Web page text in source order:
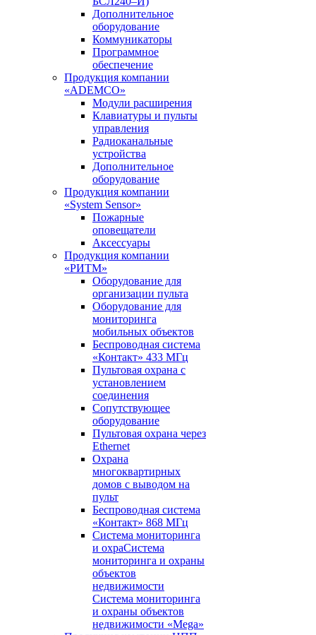
Дополнительное
оборудование
Коммуникаторы
Программное
обеспечение
Продукция компании
«ADEMCO»
Модули расширения
Клавиатуры и пульты
управления
Радиоканальные
устройства
Дополнительное
оборудование
Продукция компании
«System Sensor»
Пожарные
оповещатели
Аксессуары
Продукция компании
«РИТМ»
Оборудование для
организации пульта
Оборудование для
мониторинга
мобильных объектов
Беспроводная система
«Контакт» 433 МГц
Пультовая охрана с
установлением
соединения
Сопутствующее
оборудование
Пультовая охрана через
Ethernet
Охрана
многоквартирных
домов с выводом на
пульт
Беспроводная система
«Контакт» 868 МГц
Система мониторинга
и охраСистема
мониторинга и охраны
объектов
недвижимости
Система мониторинга
и охраны объектов
недвижимости «Mega»